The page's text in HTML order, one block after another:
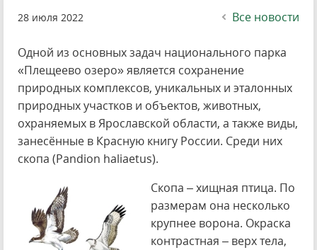
28 июля 2022 Все новости
Одной из основных задач национального парка
«Плещеево озеро» является сохранение
природных комплексов, уникальных и эталонных
природных участков и объектов, животных,
охраняемых в Ярославской области, а также виды,
занесённые в Красную книгу России. Среди них
скопа (Pandion haliaetus).
Скопа – хищная птица. По
размерам она несколько
крупнее ворона. Окраска
контрастная – верх тела,